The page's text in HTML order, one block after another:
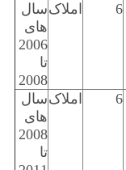
6 املاکسال
های
2006
تا
2008
6 املاکسال
های
2008
تا